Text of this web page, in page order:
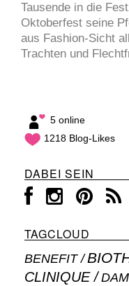
Tausende in die
Oktoberfest seine
aus Fashion-Sicht
Trachten und
5 online
1218 Blog-Likes
DABEI SEIN
TAGCLOUD
BENEFIT
CLINIQUE